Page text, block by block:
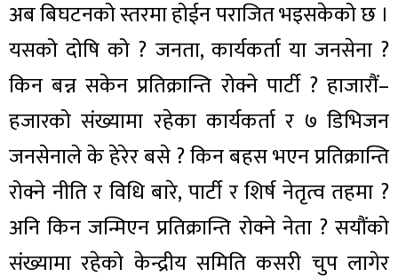
अब बिघटनको स्तरमा होईन पराजित भइसकेको छ ।
यसको दोषि को ? जनता, कार्यकर्ता या जनसेना ?
किन बन्न सकेन प्रतिक्रान्ति रोक्ने पार्टी ? हाजारौं–
हजारको संख्यामा रहेका कार्यकर्ता र ७ डिभिजन
जनसेनाले के हेरेर बसे ? किन बहस भएन प्रतिक्रान्ति
रोक्ने नीति र विधि बारे, पार्टी र शिर्ष नेतृत्व तहमा ?
अनि किन जन्मिएन प्रतिक्रान्ति रोक्ने नेता ? सयौंको
संख्यामा रहेको केन्द्रीय समिति कसरी चुप लागेर